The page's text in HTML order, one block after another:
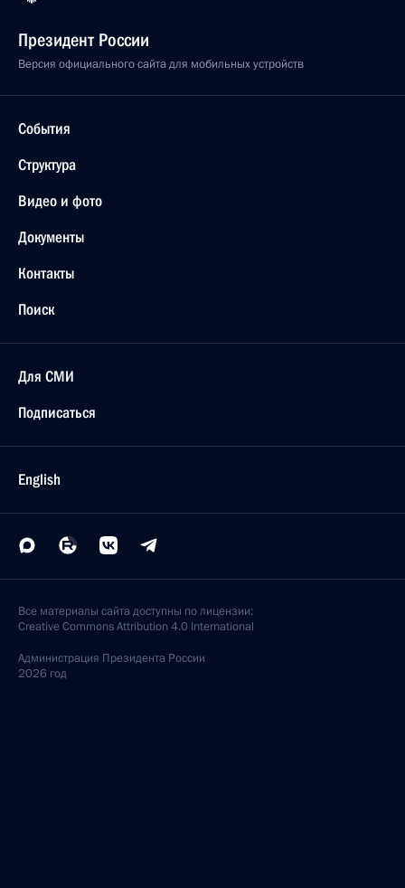
Президент России
Версия официального сайта для мобильных устройств
События
Структура
Видео и фото
Документы
Контакты
Поиск
Для СМИ
Подписаться
English
Все материалы сайта доступны по лицензии:
Creative Commons Attribution 4.0 International
Администрация Президента России
2026 год